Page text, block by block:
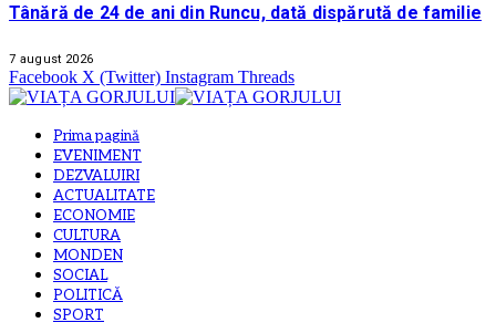
Tânără de 24 de ani din Runcu, dată dispărută de familie
7 august 2026
Facebook X (Twitter) Instagram Threads
Prima pagină
EVENIMENT
DEZVALUIRI
ACTUALITATE
ECONOMIE
CULTURA
MONDEN
SOCIAL
POLITICĂ
SPORT